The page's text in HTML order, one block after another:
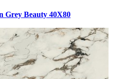
Grey Beauty 40X80